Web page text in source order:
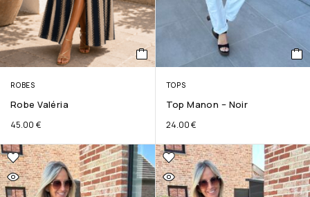
ROBES
Robe Valéria
45.00 €
TOPS
Top Manon – Noir
24.00€